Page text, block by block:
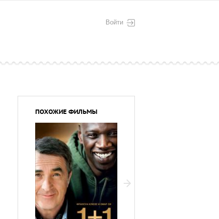
Войти
ПОХОЖИЕ ФИЛЬМЫ